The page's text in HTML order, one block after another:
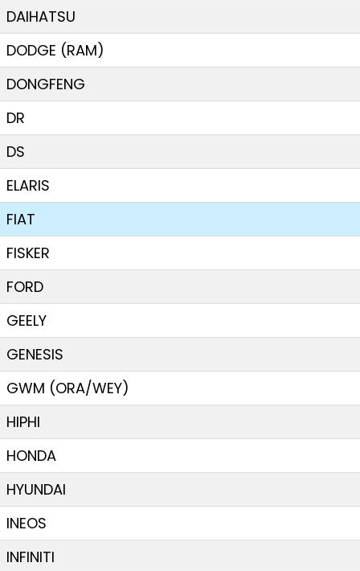
DAIHATSU
DODGE (RAM)
DONGFENG
DR
DS
ELARIS
FIAT
FISKER
FORD
GEELY
GENESIS
GWM (ORA/WEY)
HIPHI
HONDA
HYUNDAI
INEOS
INFINITI